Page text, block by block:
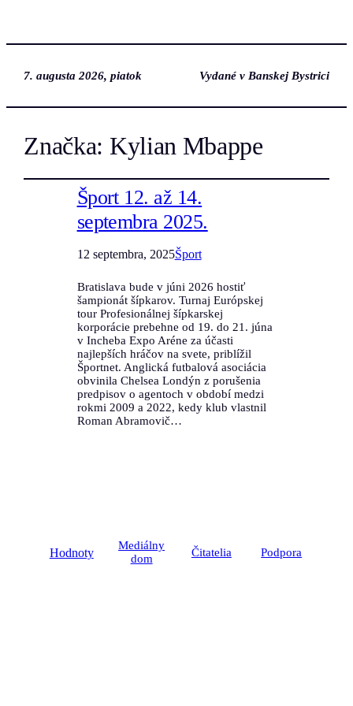
7. augusta 2026, piatok Vydané v Banskej Bystrici
Značka: Kylian Mbappe
Šport 12. až 14.
septembra 2025.
12 septembra, 2025Šport
Bratislava bude v júni 2026 hostiť
šampionát šípkarov. Turnaj Európskej
tour Profesionálnej šípkarskej
korporácie prebehne od 19. do 21. júna
v Incheba Expo Aréne za účasti
najlepších hráčov na svete, priblížil
Športnet. Anglická futbalová asociácia
obvinila Chelsea Londýn z porušenia
predpisov o agentoch v období medzi
rokmi 2009 a 2022, kedy klub vlastnil
Roman Abramovič…
Hodnoty
Mediálny
dom
Čitatelia Podpora